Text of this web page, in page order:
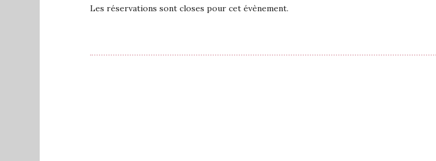
Les réservations sont closes pour cet évènement.